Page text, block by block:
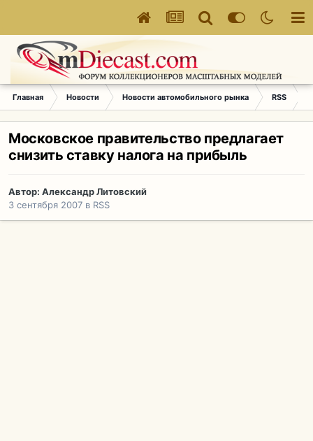
Главная Новости Новости автомобильного рынка RSS
Московское правительство предлагает
снизить ставку налога на прибыль
Автор: Александр Литовский
3 сентября 2007 в RSS